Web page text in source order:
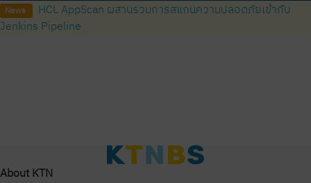
News
HCL AppScan ผสานรวมการสแกนความปลอดภัยเข้ากับ
Jenkins Pipeline
About KTN